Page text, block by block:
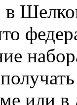
или